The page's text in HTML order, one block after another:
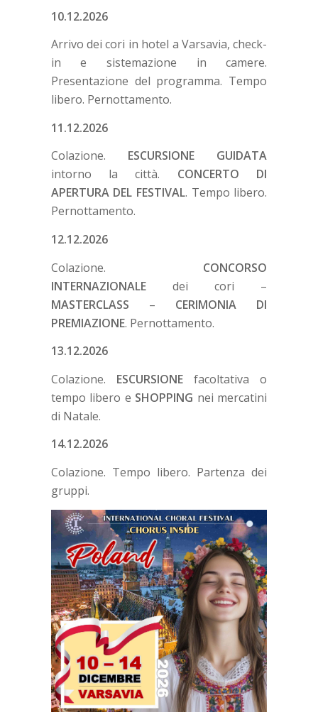
10.12.2026
Arrivo dei cori in hotel a Varsavia, check-
in e sistemazione in camere.
Presentazione del programma. Tempo
libero. Pernottamento.
11.12.2026
Colazione. ESCURSIONE GUIDATA
intorno la città. CONCERTO DI
APERTURA DEL FESTIVAL. Tempo libero.
Pernottamento.
12.12.2026
Colazione. CONCORSO
INTERNAZIONALEdei cori –
MASTERCLASS – CERIMONIA DI
PREMIAZIONE. Pernottamento.
13.12.2026
Colazione. ESCURSIONEfacoltativa o
tempo libero e SHOPPING nei mercatini
di Natale.
14.12.2026
Colazione. Tempo libero. Partenza dei
gruppi.